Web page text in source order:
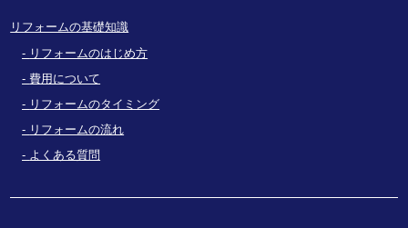
リフォームの基礎知識
リフォームのはじめ方
費用について
リフォームのタイミング
リフォームの流れ
よくある質問